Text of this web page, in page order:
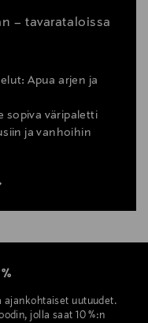
– tavarataloissa
Apua arjen ja
sopiva väripaletti
ja vanhoihin
ajankohtaiset uutuudet.
jolla saat 10 %:n